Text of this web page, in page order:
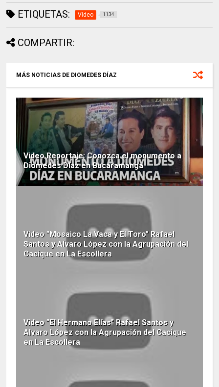
ETIQUETAS: Video 1134
COMPARTIR:
MÁS NOTICIAS DE DIOMEDES DÍAZ
Video Reportaje: Conozca el monumento a
Diomedes Díaz en Bucaramanga
Video "Mosaico La Vaca y El Toro" Rafael
Santos y Alvaro López con la Agrupación del
Cacique en La Escollera
Video "El Hermano Elías" Rafael Santos y
Alvaro López con la Agrupación del Cacique
en La Escollera